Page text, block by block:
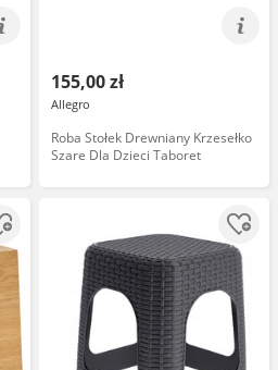
155,00 zł
Allegro
Roba Stołek Drewniany Krzesełko
Szare Dla Dzieci Taboret